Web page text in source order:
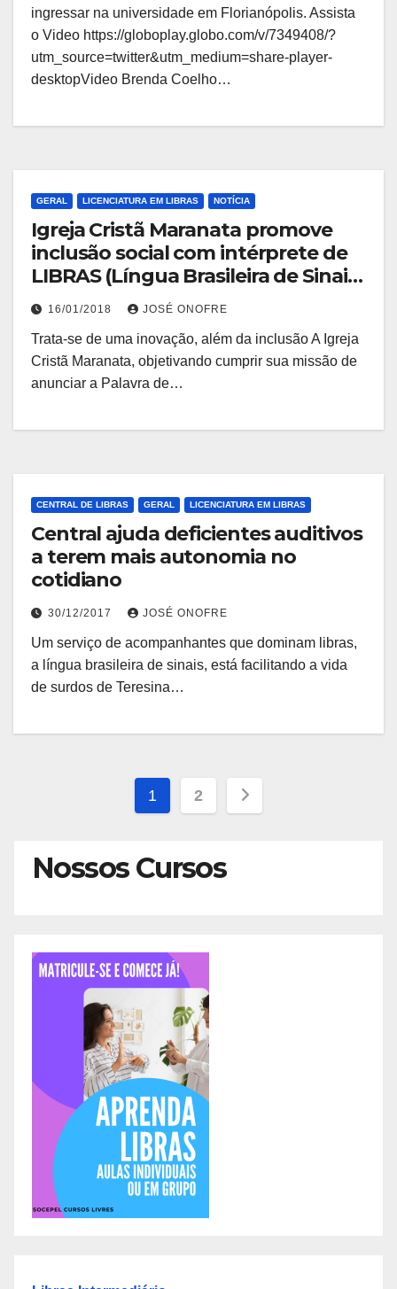
ingressar na universidade em Florianópolis. Assista
o Video https://globoplay.globo.com/v/7349408/?
utm_source=twitter&utm_medium=share-player-
desktopVideo Brenda Coelho…
GERAL LICENCIATURA EM LIBRAS NOTÍCIA
Igreja Cristã Maranata promove
inclusão social com intérprete de
LIBRAS (Língua Brasileira de Sinais)
durante os cultos.
16/01/2018 JOSÉ ONOFRE
Trata-se de uma inovação, além da inclusão A Igreja
Cristã Maranata, objetivando cumprir sua missão de
anunciar a Palavra de…
CENTRAL DE LIBRAS GERAL LICENCIATURA EM LIBRAS
Central ajuda deficientes auditivos
a terem mais autonomia no
cotidiano
30/12/2017 JOSÉ ONOFRE
Um serviço de acompanhantes que dominam libras,
a língua brasileira de sinais, está facilitando a vida
de surdos de Teresina…
Paginação
posts
1 2
Nossos Cursos